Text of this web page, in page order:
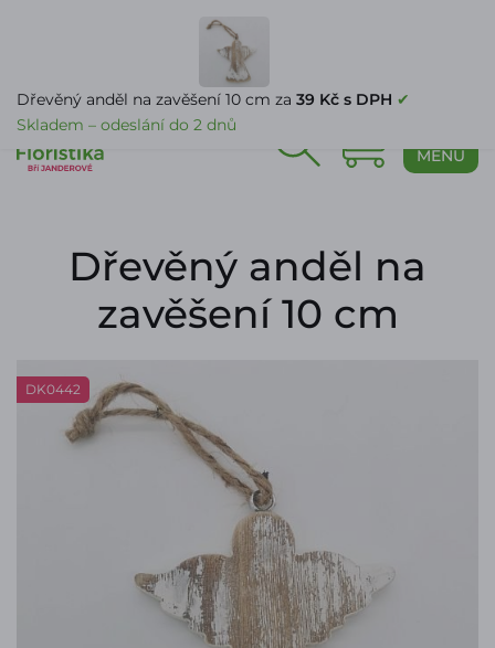
MENU
Dřevěný anděl na
zavěšení 10 cm
DK0442
Dřevěný anděl na zavěšení 10 cm za 39 Kč s DPH ✔
Skladem – odeslání do 2 dnů